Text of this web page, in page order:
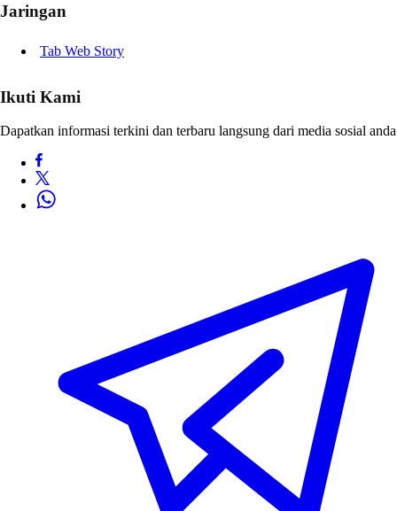
Jaringan
Tab Web Story
Ikuti Kami
Dapatkan informasi terkini dan terbaru langsung dari media sosial anda